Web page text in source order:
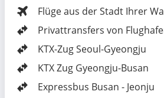
Flüge aus der Stadt Ihrer
Privattransfers von
KTX-Zug Seoul-Gyeongju
KTX Zug Gyeongju-Busan
Expressbus Busan - Jeonju